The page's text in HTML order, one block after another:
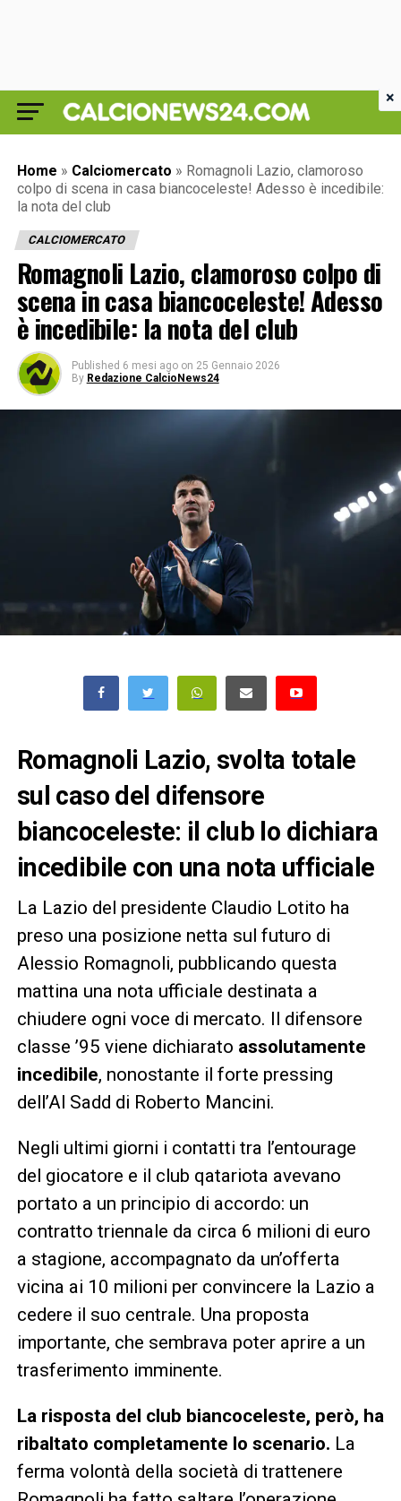
Home » Calciomercato » Romagnoli Lazio, clamoroso
colpo di scena in casa biancoceleste! Adesso è incedibile:
la nota del club
CALCIOMERCATO
Romagnoli Lazio, clamoroso colpo di
scena in casa biancoceleste! Adesso
è incedibile: la nota del club
Published 6 mesi ago on 25 Gennaio 2026
By Redazione CalcioNews24
Romagnoli Lazio, svolta totale
sul caso del difensore
biancoceleste: il club lo dichiara
incedibile con una nota ufficiale
La Lazio del presidente Claudio Lotito ha
preso una posizione netta sul futuro di
Alessio Romagnoli, pubblicando questa
mattina una nota ufficiale destinata a
chiudere ogni voce di mercato. Il difensore
classe ’95 viene dichiarato assolutamente
incedibile, nonostante il forte pressing
dell’Al Sadd di Roberto Mancini.
Negli ultimi giorni i contatti tra l’entourage
del giocatore e il club qatariota avevano
portato a un principio di accordo: un
contratto triennale da circa 6 milioni di euro
a stagione, accompagnato da un’offerta
vicina ai 10 milioni per convincere la Lazio a
cedere il suo centrale. Una proposta
importante, che sembrava poter aprire a un
trasferimento imminente.
La risposta del club biancoceleste, però, ha
ribaltato completamente lo scenario. La
ferma volontà della società di trattenere
×